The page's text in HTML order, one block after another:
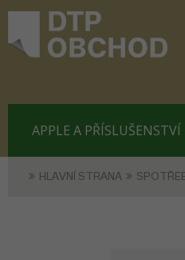
APPLE A PŘÍSLUŠENSTVÍ
HLAVNÍ STRANA